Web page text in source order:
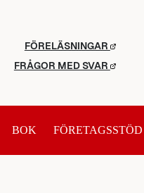
FÖRELÄSNINGAR
FRÅGOR MED SVAR
BOK FÖRETAGSSTÖD